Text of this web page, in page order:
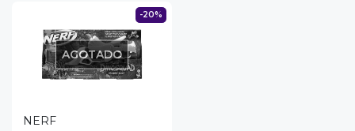
JUGAR
-20%
AGOTADO
NERF